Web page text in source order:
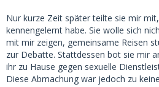
Nur kurze Zeit später teilte sie mir
kennengelernt habe. Sie wolle sich
mit mir zeigen, gemeinsame Reisen
zur Debatte. Stattdessen bot sie mir
ihr zu Hause gegen sexuelle
Diese Abmachung war jedoch zu